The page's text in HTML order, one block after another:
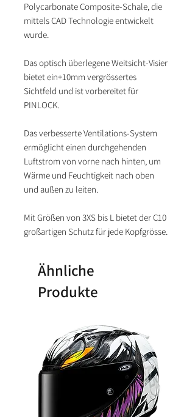
Polycarbonate Composite-Schale, die
mittels CAD Technologie entwickelt
wurde.
Das optisch überlegene Weitsicht-Visier
bietet ein+10mm vergrössertes
Sichtfeld und ist vorbereitet für
PINLOCK.
Das verbesserte Ventilations-System
ermöglicht einen durchgehenden
Luftstrom von vorne nach hinten, um
Wärme und Feuchtigkeit nach oben
und außen zu leiten.
Mit Größen von 3XS bis L bietet der C10
großartigen Schutz für jede Kopfgrösse.
Ähnliche
Produkte